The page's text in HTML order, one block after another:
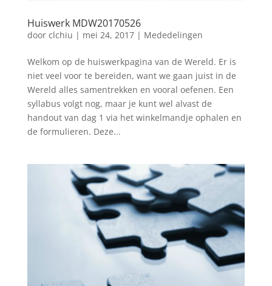
Huiswerk MDW20170526
door clchiu | mei 24, 2017| Mededelingen
Welkom op de huiswerkpagina van de Wereld. Er is
niet veel voor te bereiden, want we gaan juist in de
Wereld alles samentrekken en vooral oefenen. Een
syllabus volgt nog, maar je kunt wel alvast de
handout van dag 1 via het winkelmandje ophalen en
de formulieren. Deze...